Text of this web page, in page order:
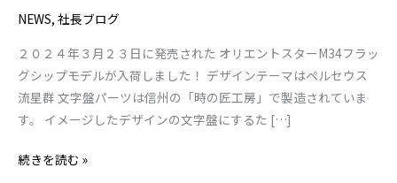
NEWS, 社長ブログ
２０２４年３月２３日に発売された オリエントスターM34フラッ
グシップモデルが入荷しました！ デザインテーマはペルセウス
流星群 文字盤パーツは信州の「時の匠工房」で製造されていま
す。 イメージしたデザインの文字盤にするた […]
ン
ト
ス
タ
ー
BX0001S
続きを読む »